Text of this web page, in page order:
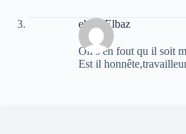
elvez Elbaz
On s en fout qu il soit
Est il